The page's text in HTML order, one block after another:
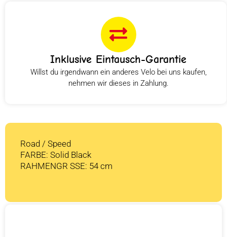
Inklusive Eintausch-Garantie
Willst du irgendwann ein anderes Velo bei uns kaufen,
nehmen wir dieses in Zahlung.
Road / Speed
FARBE: Solid Black
RAHMENGR SSE: 54 cm